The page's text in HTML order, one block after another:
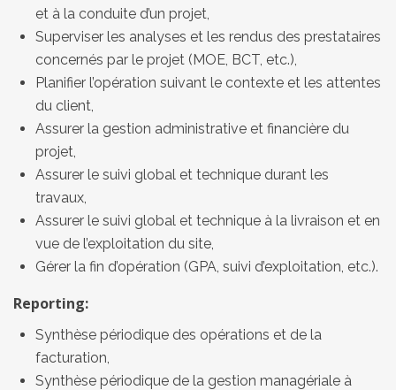
et à la conduite d’un projet,
Superviser les analyses et les rendus des prestataires
concernés par le projet (MOE, BCT, etc.),
Planifier l’opération suivant le contexte et les attentes
du client,
Assurer la gestion administrative et financière du
projet,
Assurer le suivi global et technique durant les
travaux,
Assurer le suivi global et technique à la livraison et en
vue de l’exploitation du site,
Gérer la fin d’opération (GPA, suivi d’exploitation, etc.).
Reporting:
Synthèse périodique des opérations et de la
facturation,
Synthèse périodique de la gestion managériale à